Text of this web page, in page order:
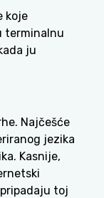
koje
terminalnu
ju
Najčešće
jezika
Kasnije,
toj